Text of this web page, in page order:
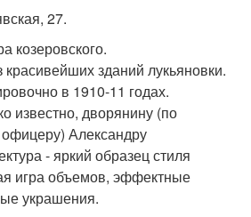
27.
козеровского.
красивейших зданий лукьяновки.
в 1910-11 годах.
известно, дворянину (по
Александру
- яркий образец стиля
игра объемов, эффектные
украшения.